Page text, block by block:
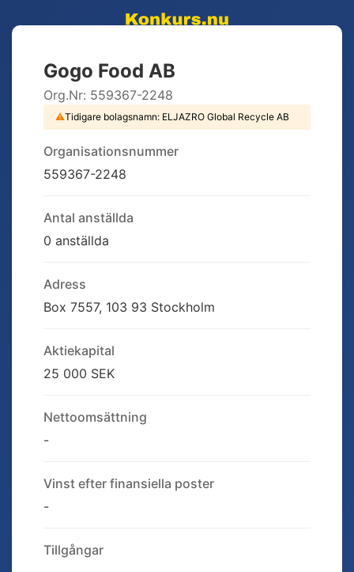
Gogo Food AB
Org.Nr: 559367-2248
⚠Tidigare bolagsnamn: ELJAZRO Global Recycle AB
Organisationsnummer
559367-2248
Antal anställda
0 anställda
Adress
Box 7557, 103 93 Stockholm
Aktiekapital
25 000 SEK
Nettoomsättning
-
Vinst efter finansiella poster
-
Tillgångar